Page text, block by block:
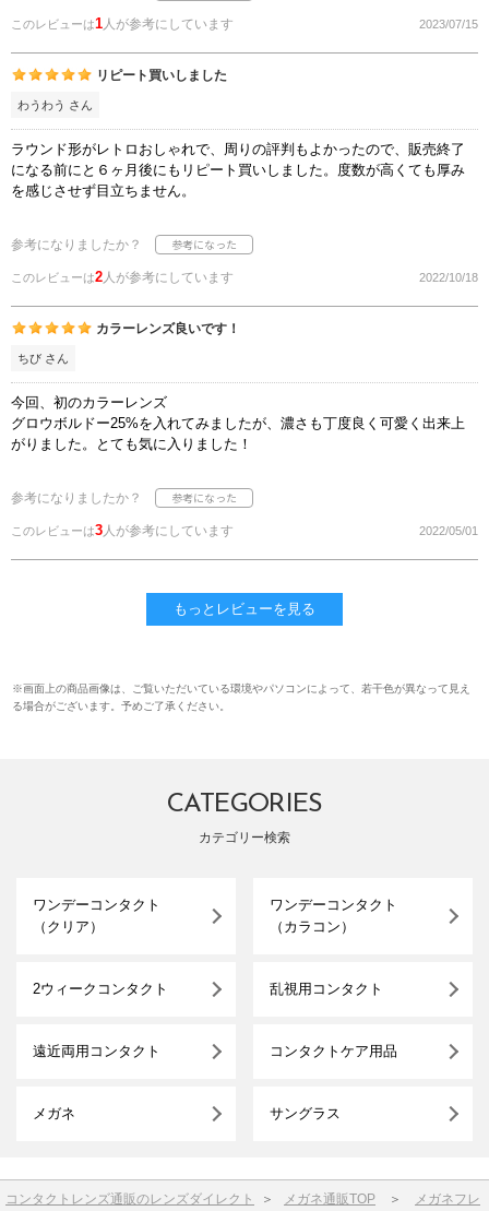
このレビューは1 人が参考にしています 2023/07/15
リピート買いしました
わうわう さん
ラウンド形がレトロおしゃれで、周りの評判もよかったので、販売終了
になる前にと６ヶ月後にもリピート買いしました。度数が高くても厚み
を感じさせず目立ちません。
参考になりましたか？
このレビューは2 人が参考にしています 2022/10/18
カラーレンズ良いです！
ちび さん
今回、初のカラーレンズ
グロウボルドー25%を入れてみましたが、濃さも丁度良く可愛く出来上
がりました。とても気に入りました！
参考になりましたか？
このレビューは3 人が参考にしています 2022/05/01
もっとレビューを見る
※画面上の商品画像は、ご覧いただいている環境やパソコンによって、若干色が異なって見え
る場合がございます。予めご了承ください。
CATEGORIES
カテゴリー検索
ワンデーコンタクト
（クリア）
ワンデーコンタクト
（カラコン）
2ウィークコンタクト 乱視用コンタクト
遠近両用コンタクト コンタクトケア用品
メガネ サングラス
コンタクトレンズ通販のレンズダイレクト ＞ メガネ通販TOP ＞
メガネフレ